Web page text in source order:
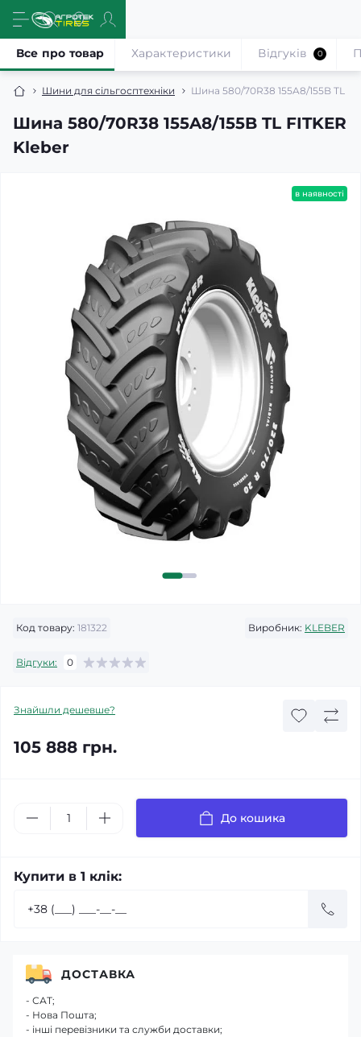
Шини для сільгосптехніки Шина 580/70R38 155A8/155B TL
Шина 580/70R38 155A8/155B TL FITKER
Kleber
Все про товар Характеристики Відгуків 0
в наявності
Код товару: 181322 Виробник: KLEBER
Відгуки: 0
Знайшли дешевше?
105 888 грн.
До кошика
Купити в 1 клік:
ДОСТАВКА
- САТ;
- Нова Пошта;
- інші перевізники та служби доставки;